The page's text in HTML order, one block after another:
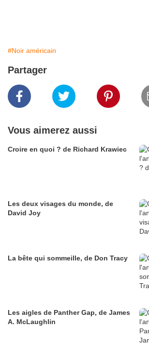
#Noir américain
Partager
Vous aimerez aussi
Croire en quoi ? de Richard Krawiec
Les deux visages du monde, de
David Joy
La bête qui sommeille, de Don Tracy
Les aigles de Panther Gap, de James
A. McLaughlin